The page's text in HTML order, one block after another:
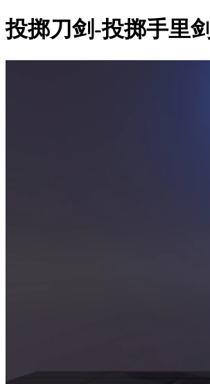
投掷刀剑-投掷手里剑